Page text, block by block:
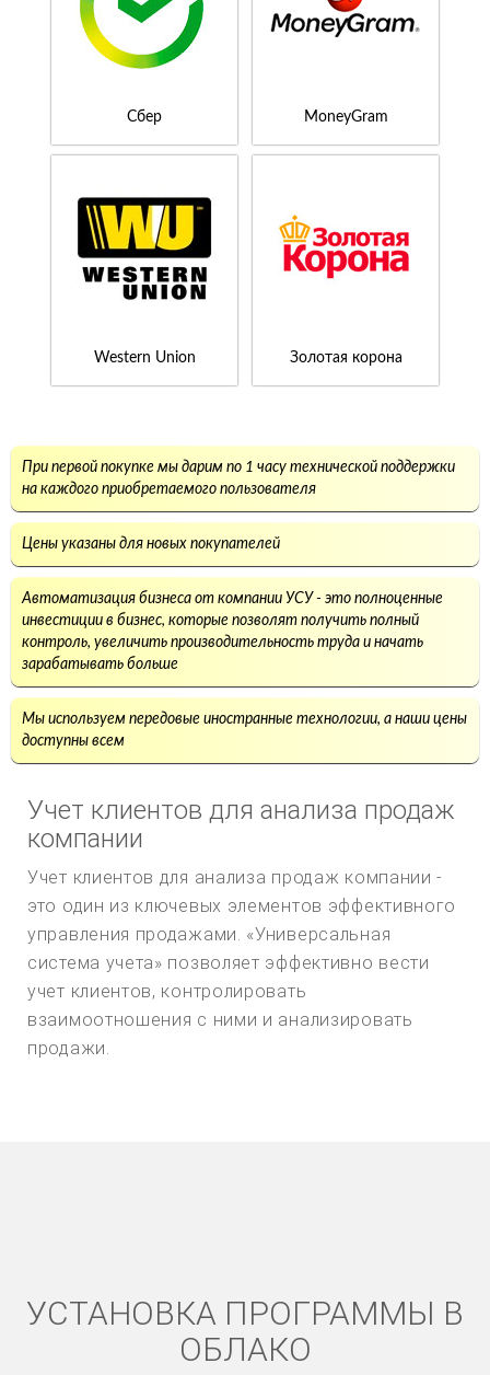
Сбер MoneyGram
Western Union Золотая корона
При первой покупке мы дарим по 1 часу технической поддержки
на каждого приобретаемого пользователя
Цены указаны для новых покупателей
Автоматизация бизнеса от компании УСУ - это полноценные
инвестиции в бизнес, которые позволят получить полный
контроль, увеличить производительность труда и начать
зарабатывать больше
Мы используем передовые иностранные технологии, а наши цены
доступны всем
Учет клиентов для анализа продаж
компании
Учет клиентов для анализа продаж компании -
это один из ключевых элементов эффективного
управления продажами. «Универсальная
система учета» позволяет эффективно вести
учет клиентов, контролировать
взаимоотношения с ними и анализировать
продажи.
УСТАНОВКА ПРОГРАММЫ В
ОБЛАКО